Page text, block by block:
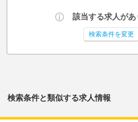
該当する求人があ
検索条件を変更
検索条件と類似する求人情報